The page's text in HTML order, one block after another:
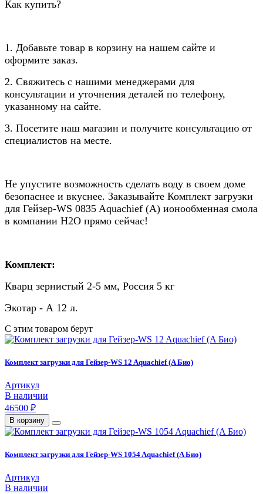
Как купить?
1. Добавьте товар в корзину на нашем сайте и
оформите заказ.
2. Свяжитесь с нашими менеджерами для
консультации и уточнения деталей по телефону,
указанному на сайте.
3. Посетите наш магазин и получите консультацию от
специалистов на месте.
Не упустите возможность сделать воду в своем доме
безопаснее и вкуснее. Заказывайте Комплект загрузки
для Гейзер-WS 0835 Aquachief (A) ионообменная смола
в компании Н2О прямо сейчас!
Комплект:
Кварц зернистый 2-5 мм, Россия 5 кг
Экотар - А 12 л.
С этим товаром берут
Комплект загрузки для Гейзер-WS 12 Aquachief (A Био)
Артикул
В наличии
46500 ₽
В корзину
Комплект загрузки для Гейзер-WS 1054 Aquachief (A Био)
Артикул
В наличии